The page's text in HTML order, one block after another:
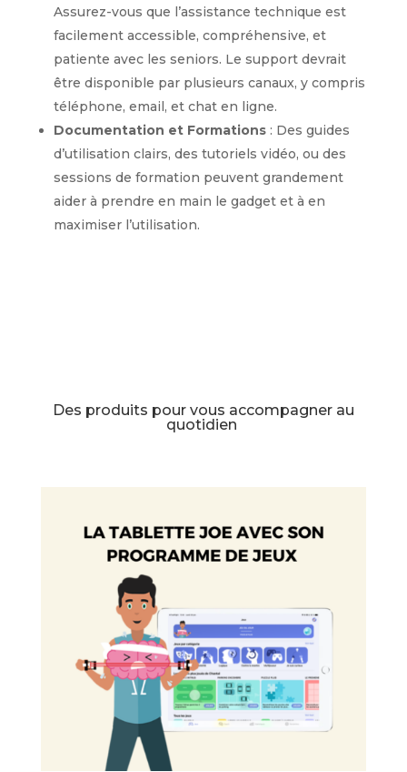
Assurez-vous que l’assistance technique est
facilement accessible, compréhensive, et
patiente avec les seniors. Le support devrait
être disponible par plusieurs canaux, y compris
téléphone, email, et chat en ligne.
Documentation et Formations: Des guides
d’utilisation clairs, des tutoriels vidéo, ou des
sessions de formation peuvent grandement
aider à prendre en main le gadget et à en
maximiser l’utilisation.
Des produits pour vous accompagner au
quotidien